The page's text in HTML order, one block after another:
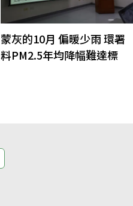
蒙灰的10月 偏暖少雨 環署
料PM2.5年均降幅難達標